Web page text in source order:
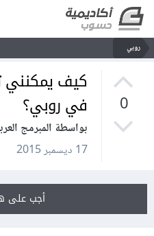
روبي
0
كيف يمكنني
في روبي؟
بواسطة المبرمج
17 ديسمبر 2015
أجب على